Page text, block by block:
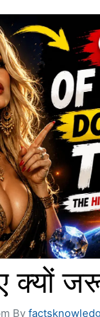
क्यों
By